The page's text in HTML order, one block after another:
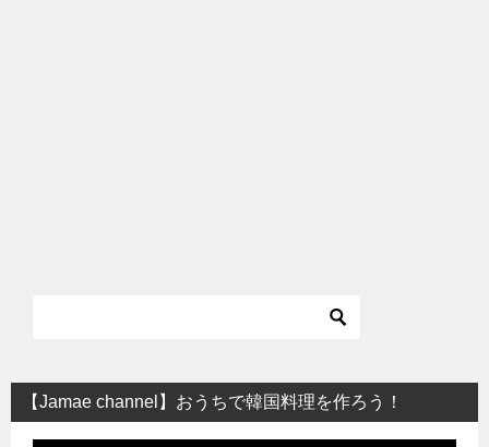
【Jamae channel】おうちで韓国料理を作ろう！